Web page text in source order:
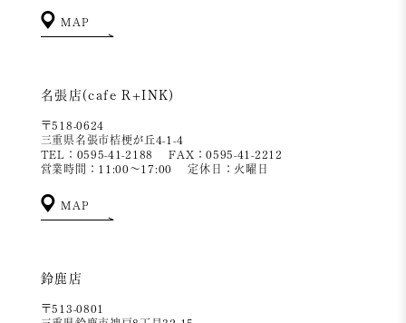
MAP
名張店(cafe R+INK)
〒518-0624
三重県名張市桔梗が丘4-1-4
TEL：0595-41-2188
FAX：0595-41-2212
営業時間：11:00～17:00
定休日：火曜日
MAP
鈴鹿店
〒513-0801